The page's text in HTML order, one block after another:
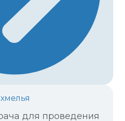
для проведения